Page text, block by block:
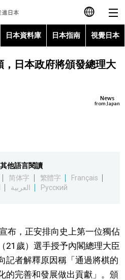
日本語
English
日本資料庫 日本指南 視覺日本
日本政府將頒發總理大
News
from Japan
其他語言閱讀
简体字 繁體字
Français
العربية Русский
布，正安排向史上第一位獨佔
21歲）選手授予內閣總理大臣
記者解釋原因稱「通過將棋的
的完善和發展做出貢獻」。頒